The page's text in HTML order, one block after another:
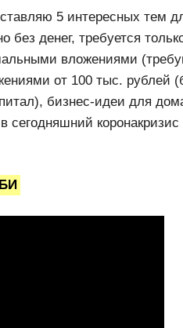
5 интересных тем
денег, требуется
вложениями
от 100 тыс. рублей
бизнес-идеи для
сегодняшний